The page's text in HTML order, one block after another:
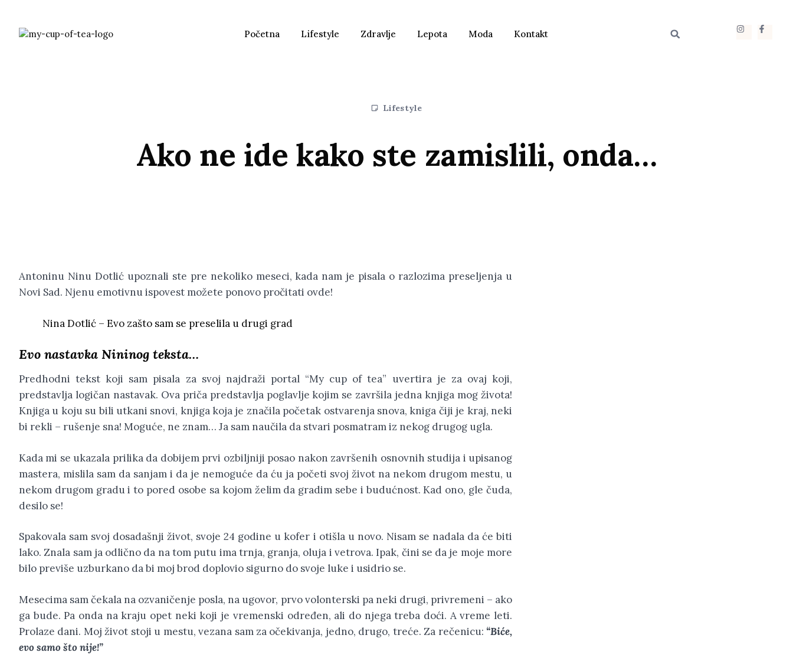
Početna Lifestyle Zdravlje Lepota Moda Kontakt
Lifestyle
Ako ne ide kako ste zamislili, onda…
Antoninu Ninu Dotlić upoznali ste pre nekoliko meseci, kada nam je pisala o razlozima preseljenja u
Novi Sad. Njenu emotivnu ispovest možete ponovo pročitati ovde!
Nina Dotlić – Evo zašto sam se preselila u drugi grad
Evo nastavka Nininog teksta…
Predhodni tekst koji sam pisala za svoj najdraži portal “My cup of tea” uvertira je za ovaj koji,
predstavlja logičan nastavak. Ova priča predstavlja poglavlje kojim se završila jedna knjiga mog života!
Knjiga u koju su bili utkani snovi, knjiga koja je značila početak ostvarenja snova, kniga čiji je kraj, neki
bi rekli – rušenje sna! Moguće, ne znam… Ja sam naučila da stvari posmatram iz nekog drugog ugla.
Kada mi se ukazala prilika da dobijem prvi ozbiljniji posao nakon završenih osnovnih studija i upisanog
mastera, mislila sam da sanjam i da je nemoguće da ću ja početi svoj život na nekom drugom mestu, u
nekom drugom gradu i to pored osobe sa kojom želim da gradim sebe i budućnost. Kad ono, gle čuda,
desilo se!
Spakovala sam svoj dosadašnji život, svoje 24 godine u kofer i otišla u novo. Nisam se nadala da će biti
lako. Znala sam ja odlično da na tom putu ima trnja, granja, oluja i vetrova. Ipak, čini se da je moje more
bilo previše uzburkano da bi moj brod doplovio sigurno do svoje luke i usidrio se.
Mesecima sam čekala na ozvaničenje posla, na ugovor, prvo volonterski pa neki drugi, privremeni – ako
ga bude. Pa onda na kraju opet neki koji je vremenski određen, ali do njega treba doći. A vreme leti.
Prolaze dani. Moj život stoji u mestu, vezana sam za očekivanja, jedno, drugo, treće. Za rečenicu: “Biće,
evo samo što nije!”